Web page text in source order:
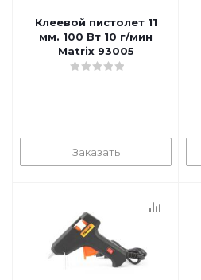
Клеевой пистолет 11
мм. 100 Вт 10 г/мин
Matrix 93005
Заказать